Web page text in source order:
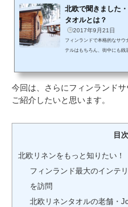
北欧で聞きました
タオルとは？
2017年9月21日
フィンランドで本格的なサウ
テルはもちろん、街中にも銭
まれたフィンランドサウナの
セカンドハウスのサウナや、
今回は、さらにフィンランド
ご紹介したいと思います。
目次
北欧リネンをもっと知りたい！
フィンランド最大のインテ
を訪問
北欧リネンタオルの老舗・